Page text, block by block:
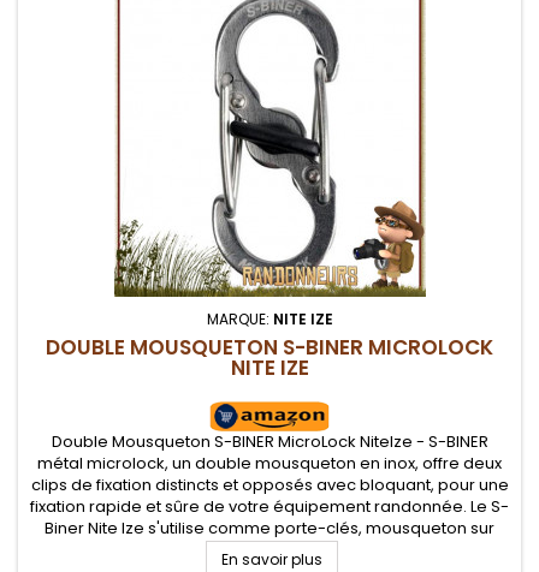
MARQUE: NITE IZE
DOUBLE MOUSQUETON S-BINER MICROLOCK
NITE IZE
Double Mousqueton S-BINER MicroLock NiteIze - S-BINER
métal microlock, un double mousqueton en inox, offre deux
clips de fixation distincts et opposés avec bloquant, pour une
fixation rapide et sûre de votre équipement randonnée. Le S-
Biner Nite Ize s'utilise comme porte-clés, mousqueton sur
sac à dos...
En savoir plus